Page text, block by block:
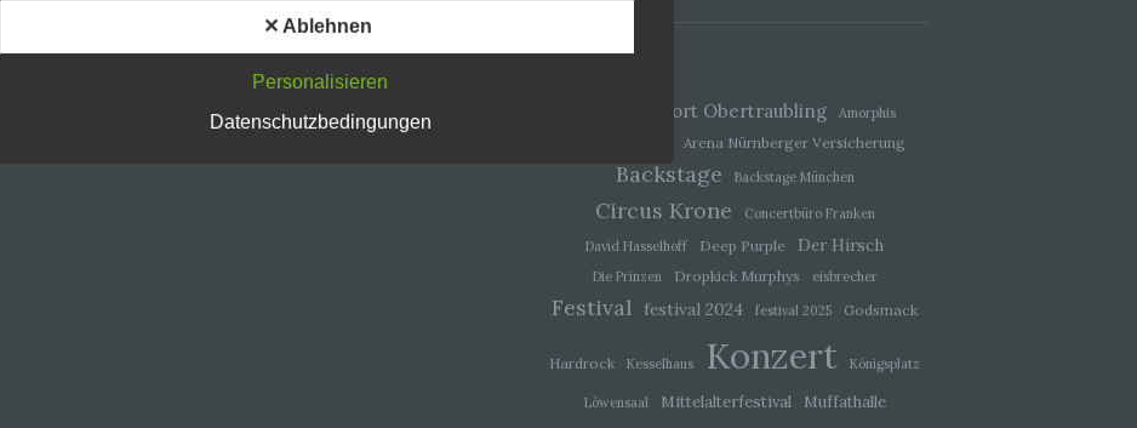
Airport Obertraubling
Amorphis
Arena Nürnberger Versicherung
Backstage Backstage München
Circus Krone
Concertbüro Franken
David Hasselhoff
Deep Purple Der Hirsch
Die Prinzen Dropkick Murphys eisbrecher
Festival festival 2024 festival 2025 Godsmack
Hardrock Kesselhaus Konzert Königsplatz
Löwensaal Mittelalterfestival Muffathalle
a) personenbezogene Daten
Personenbezogene Daten sind alle Informationen, die sich auf eine
Zuordnung zu einer Kennung wie einem Namen, zu einer Kennnummer, zu
Standortdaten, zu einer Online-Kennung oder zu einem oder mehreren
Identität dieser natürlichen Person sind, identifiziert werden kann.
✕ Ablehnen
Personalisieren
Datenschutzbedingungen